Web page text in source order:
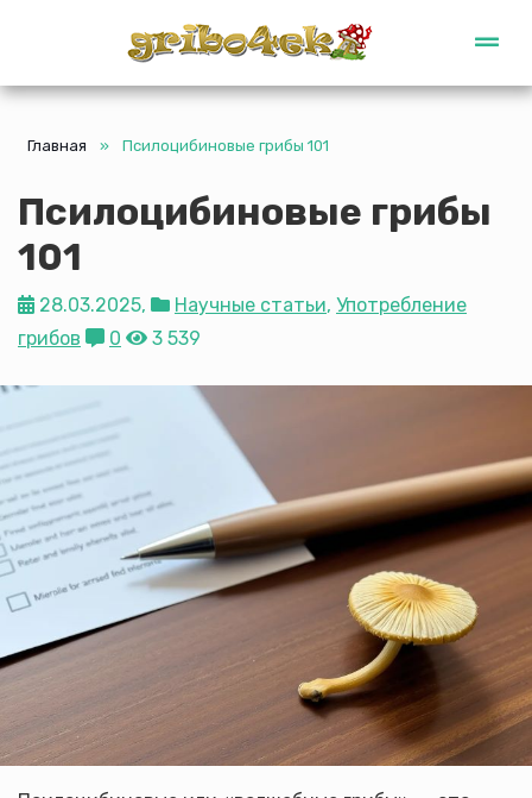
Gribo4ek
Главная » Псилоцибиновые грибы 101
Псилоцибиновые грибы
101
28.03.2025, Научные статьи, Употребление
грибов
0 3 539